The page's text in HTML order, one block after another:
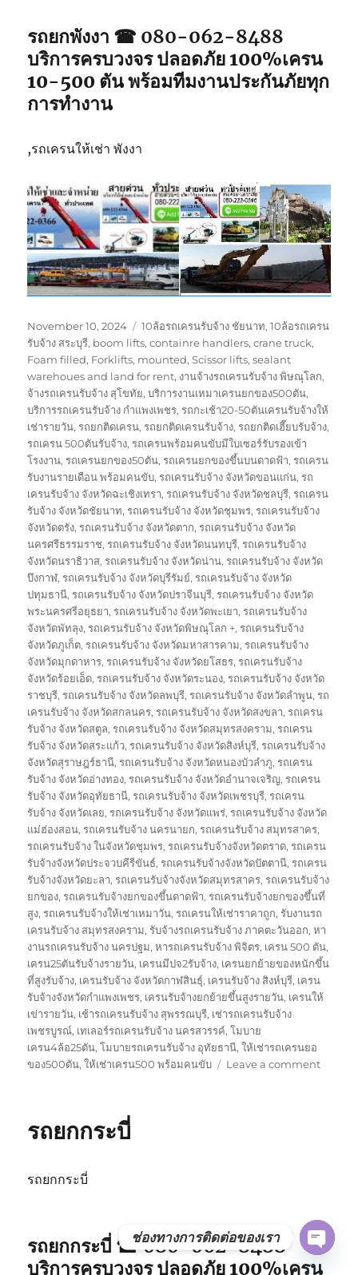
รถยกพังงา ☎ 080-062-8488
บริการครบวงจร ปลอดภัย 100%เครน
10-500 ตัน พร้อมทีมงานประกันภัยทุก
การทำงาน
,รถเครนให้เช่า พังงา
Posted
on
November 10, 2024 Tags
10ล้อรถเครนรับจ้าง ชัยนาท,10ล้อรถเครน
รับจ้าง สระบุรี, boom lifts,containre handlers,crane truck,
Foam filled, Forklifts, mounted,Scissor lifts,sealant
warehoues and land for rent, งานจ้างรถเครนรับจ้าง พิษณุโลก,
จ้างรถเครนรับจ้าง สุโขทัย,บริการงานเหมาเครนยกของ500ตัน,
บริการรถเครนรับจ้าง กำแพงเพชร,รถกะเช้า20-50ตันเครนรับจ้างให้
เช่ารายวัน,รถยกติดเครน,รถยกติดเครนรับจ้าง,รถยกติดเฮี๊ยบรับจ้าง,
รถเครน 500ตันรับจ้าง,รถเครนพร้อมคนขับมีใบเซอร์รับรองเข้า
โรงงาน,รถเครนยกของ50ตัน,รถเครนยกของขึ้นบนดาดฟ้า,รถเครน
รับงานรายเดือน พร้อมคนขับ,รถเครนรับจ้าง จังหวัดขอนแก่น,รถ
เครนรับจ้าง จังหวัดฉะเชิงเทรา,รถเครนรับจ้าง จังหวัดชลบุรี,รถเครน
รับจ้าง จังหวัดชัยนาท,รถเครนรับจ้าง จังหวัดชุมพร,รถเครนรับจ้าง
จังหวัดตรัง,รถเครนรับจ้าง จังหวัดตาก,รถเครนรับจ้าง จังหวัด
นครศรีธรรมราช,รถเครนรับจ้าง จังหวัดนนทบุรี,รถเครนรับจ้าง
จังหวัดนราธิวาส,รถเครนรับจ้าง จังหวัดน่าน,รถเครนรับจ้าง จังหวัด
บึงกาฬ,รถเครนรับจ้าง จังหวัดบุรีรัมย์,รถเครนรับจ้าง จังหวัด
ปทุมธานี,รถเครนรับจ้าง จังหวัดปราจีนบุรี,รถเครนรับจ้าง จังหวัด
พระนครศรีอยุธยา,รถเครนรับจ้าง จังหวัดพะเยา,รถเครนรับจ้าง
จังหวัดพัทลุง,รถเครนรับจ้าง จังหวัดพิษณุโลก +,รถเครนรับจ้าง
จังหวัดภูเก็ต,รถเครนรับจ้าง จังหวัดมหาสารคาม,รถเครนรับจ้าง
จังหวัดมุกดาหาร,รถเครนรับจ้าง จังหวัดยโสธร,รถเครนรับจ้าง
จังหวัดร้อยเอ็ด,รถเครนรับจ้าง จังหวัดระนอง,รถเครนรับจ้าง จังหวัด
ราชบุรี,รถเครนรับจ้าง จังหวัดลพบุรี,รถเครนรับจ้าง จังหวัดลำพูน,รถ
เครนรับจ้าง จังหวัดสกลนคร,รถเครนรับจ้าง จังหวัดสงขลา,รถเครน
รับจ้าง จังหวัดสตูล,รถเครนรับจ้าง จังหวัดสมุทรสงคราม,รถเครน
รับจ้าง จังหวัดสระแก้ว,รถเครนรับจ้าง จังหวัดสิงห์บุรี,รถเครนรับจ้าง
จังหวัดสุราษฎร์ธานี,รถเครนรับจ้าง จังหวัดหนองบัวลำภู,รถเครน
รับจ้าง จังหวัดอ่างทอง,รถเครนรับจ้าง จังหวัดอำนาจเจริญ,รถเครน
รับจ้าง จังหวัดอุทัยธานี,รถเครนรับจ้าง จังหวัดเพชรบุรี,รถเครน
รับจ้าง จังหวัดเลย,รถเครนรับจ้าง จังหวัดแพร่,รถเครนรับจ้าง จังหวัด
แม่ฮ่องสอน,รถเครนรับจ้าง นครนายก,รถเครนรับจ้าง สมุทรสาคร,
รถเครนรับจ้าง ในจังหวัดชุมพร,รถเครนรับจ้างจังหวัดตราด,รถเครน
รับจ้างจังหวัดประจวบคีรีขันธ์,รถเครนรับจ้างจังหวัดปัตตานี,รถเครน
รับจ้างจังหวัดยะลา,รถเครนรับจ้างจังหวัดสมุทรสาคร,รถเครนรับจ้าง
ยกของ,รถเครนรับจ้างยกของขึ้นดาดฟ้า,รถเครนรับจ้างยกของขึ้นที่
สูง,รถเครนรับจ้างให้เช่าเหมาวัน,รถเครนให้เช่าราคาถูก,รับงานรถ
เครนรับจ้าง สมุทรสงคราม,รับจ้างรถเครนรับจ้าง ภาคตะวันออก,หา
งานรถเครนรับจ้าง นครปฐม,หารถเครนรับจ้าง พิจิตร, เครน 500 ตัน,
เครน25ตันรับจ้างรายวัน, เครนมีปจ2รับจ้าง, เครนยกย้ายของหนักขึ้น
ที่สูงรับจ้าง, เครนรับจ้าง จังหวัดกาฬสินธุ์, เครนรับจ้าง สิงห์บุรี, เครน
รับจ้างจังหวัดกำแพงเพชร, เครนรับจ้างยกย้ายขึ้นสูงรายวัน, เครนให้
เข่ารายวัน, เช้ารถเครนรับจ้าง สุพรรณบุรี, เช่ารถเครนรับจ้าง
เพชรบูรณ์, เทเลอร์รถเครนรับจ้าง นครสวรรค์,โมบาย
เครน4ล้อ25ตัน,โมบายรถเครนรับจ้าง อุทัยธานี,ให้เช่ารถเครนยอ
ของ500ตัน,ให้เช่าเครน500 พร้อมคนขับ Leave a commenton
รถยกกระบี่
รถยกกระบี่
รถยกกระบี่ ☎ 080-062-8488
บริการครบวงจร ปลอดภัย 100%เครน
ช่องทางการติดต่อของเรา
OPEN